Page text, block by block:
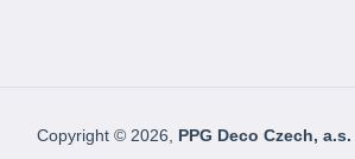
Copyright © 2026, PPG Deco Czech, a.s.